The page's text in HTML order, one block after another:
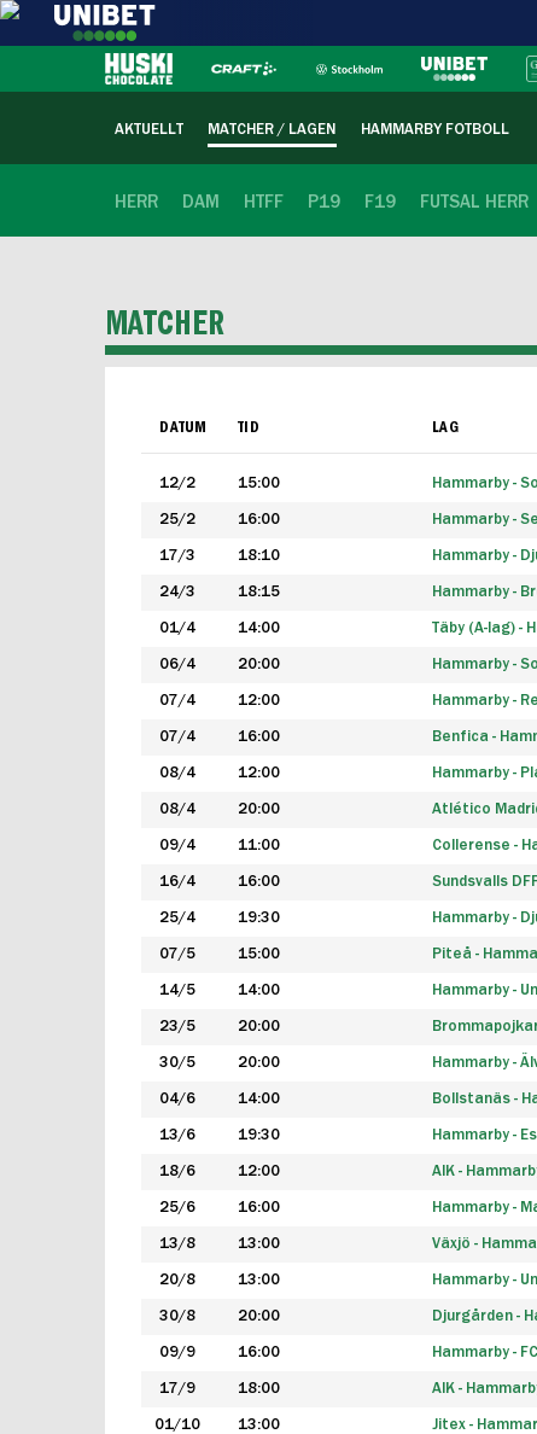
AKTUELLT MATCHER / LAGEN HAMMARBY FOTBOLL
HERR DAM HTFF P19 F19 FUTSAL HERR
MATCHER
DATUM TID LAG
12/2 15:00 Hammarby -
25/2 16:00 Hammarby -
17/3 18:10 Hammarby -
24/3 18:15 Hammarby -
01/4 14:00 Täby (A-lag) -
06/4 20:00 Hammarby -
07/4 12:00 Hammarby -
07/4 16:00 Benfica -
08/4 12:00 Hammarby -
08/4 20:00 Atlético
09/4 11:00 Collerense -
16/4 16:00 Sundsvalls
25/4 19:30 Hammarby -
07/5 15:00 Piteå -
14/5 14:00 Hammarby -
23/5 20:00
30/5 20:00 Hammarby -
04/6 14:00 Bollstanäs -
13/6 19:30 Hammarby -
18/6 12:00 AIK -
25/6 16:00 Hammarby -
13/8 13:00 Växjö -
20/8 13:00 Hammarby -
30/8 20:00 Djurgården -
09/9 16:00 Hammarby -
17/9 18:00 AIK -
01/10 13:00 Jitex -